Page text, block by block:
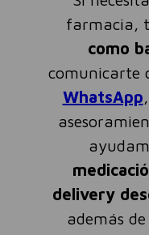
farmacia,
como
comunicarte
WhatsApp
delivery
además